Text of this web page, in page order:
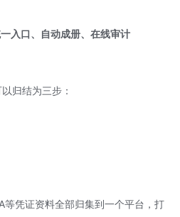
入口、自动成册、在线审计
归结为三步：
等凭证资料全部归集到一个平台，打